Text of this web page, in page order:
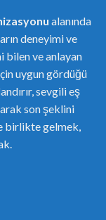
alanında
deneyimi ve
bilen ve anlayan
uygun gördüğü
sevgili eş
son şeklini
birlikte gelmek,